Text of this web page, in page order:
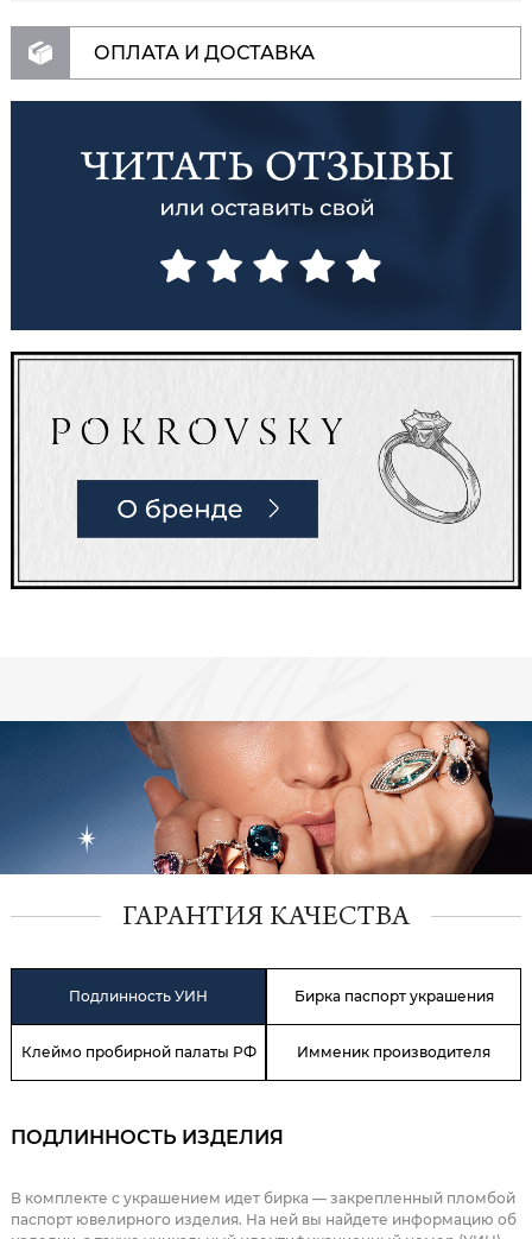
ОПЛАТА И ДОСТАВКА
ГАРАНТИЯ КАЧЕСТВА
Подлинность УИН Бирка паспорт украшения
Клеймо пробирной палаты РФ Имменик производителя
ПОДЛИННОСТЬ ИЗДЕЛИЯ
В комплекте с украшением идет бирка — закрепленный пломбой
паспорт ювелирного изделия. На ней вы найдете информацию об